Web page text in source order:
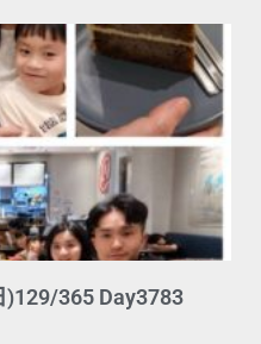
365 Day3783